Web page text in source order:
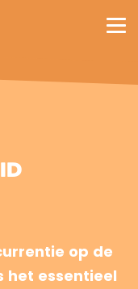
op de
het essentieel